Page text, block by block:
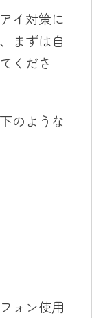
イ対策に
まずは自
くださ
のような
ォン使用